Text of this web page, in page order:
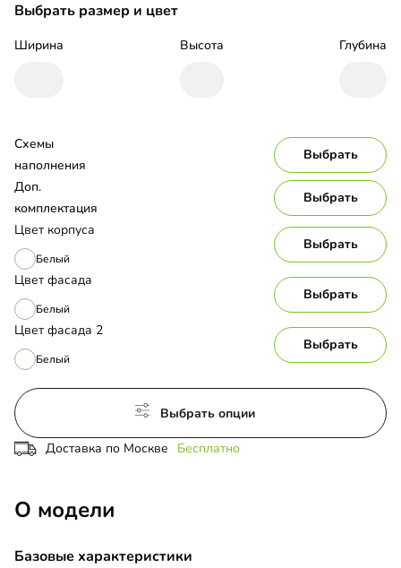
Выбрать размер и цвет
Ширина Высота Глубина
Цвет корпуса
Белый
Выбрать
Цвет фасада
Белый
Выбрать
Цвет фасада 2
Белый
Выбрать
Схемы
наполнения
Выбрать
Доп.
комплектация
Выбрать
Выбрать опции
Доставка по Москве Бесплатно
О модели
Базовые характеристики